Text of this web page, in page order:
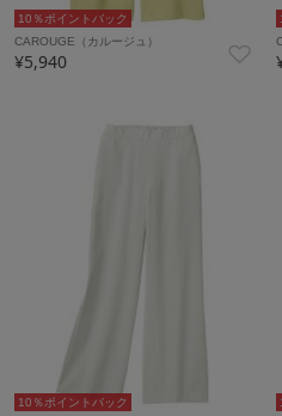
10％ポイントバック
CAROUGE（カルージュ）
¥5,940
10％ポイントバック